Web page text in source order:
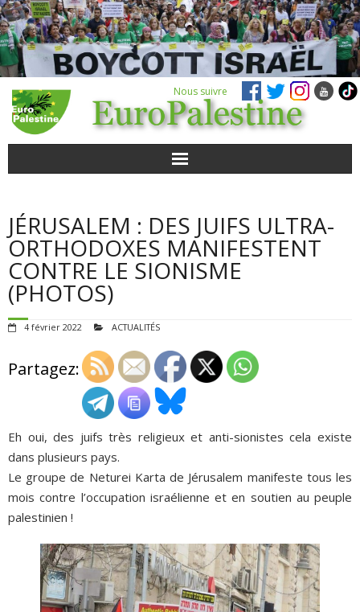
Nous suivre
POUR AGIR
AGENDA
QUI SOMMES-NOUS ?
ADHÉSIONS, DONS, CONTACT
JÉRUSALEM : DES JUIFS ULTRA-
ORTHODOXES MANIFESTENT
CONTRE LE SIONISME
(PHOTOS)
4 février 2022 ACTUALITÉS
Partagez:
Eh oui, des juifs très religieux et anti-sionistes cela existe
dans plusieurs pays.
Le groupe de Neturei Karta de Jérusalem manifeste tous les
mois contre l’occupation israélienne et en soutien au peuple
palestinien !